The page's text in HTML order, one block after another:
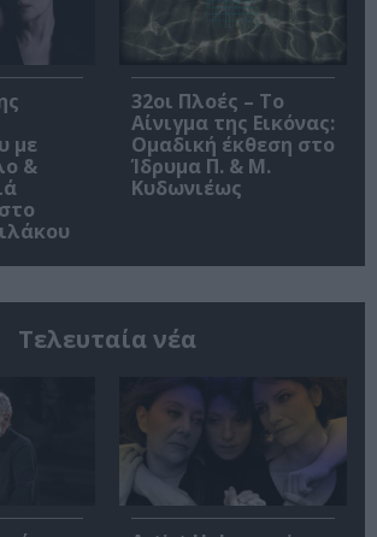
με
&
32οι Πλοές – Το
Αίνιγμα της Εικόνας:
Ομαδική έκθεση στο
Ίδρυμα Π. & Μ.
Κυδωνιέως
Τελευταία νέα